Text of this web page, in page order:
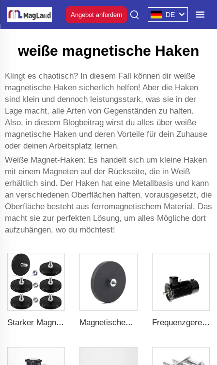
Angebot anfordern DE
weiße magnetische Haken
Klingt es chaotisch? In diesem Fall können dir weiße
magnetische Haken sicherlich helfen! Aber die Haken
sind klein und dennoch leistungsstark, was sie in der
Lage macht, alle Arten von Gegenständen zu halten.
Also, in diesem Blogbeitrag wirst du alles über weiße
magnetische Haken und deren Vorteile für dein Zuhause
oder deinen Arbeitsplatz lernen.
Weiße Magnet-Haken: Es handelt sich um kleine Haken
mit einem Magneten auf der Rückseite, die in Weiß
erhältlich sind. Der Haken hat eine Metallbasis und kann
an verschiedenen Oberflächen haften, vorausgesetzt, die
Oberfläche besteht aus ferromagnetischem Material. Das
macht sie zur perfekten Lösung, um alles Mögliche dort
aufzuhängen, wo du möchtest!
Starker Magnet zur Organisation von Küchenwerkzeugen, 43 mm Außengewindestange Magnetisches Quadrat zum Verbinden von Außenstraßenlaternen, 43 mm konv. Gewinde Frequenzgeregelter PMSM 5,5kW-160kW